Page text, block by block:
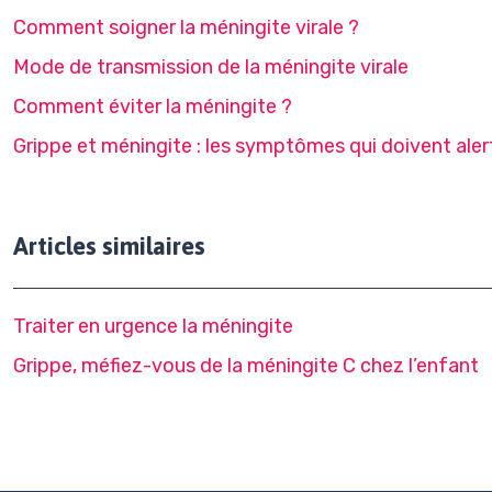
Comment soigner la méningite virale ?
Mode de transmission de la méningite virale
Comment éviter la méningite ?
Grippe et méningite : les symptômes qui doivent
Articles similaires
Traiter en urgence la méningite
Grippe, méfiez-vous de la méningite C chez l’enfant